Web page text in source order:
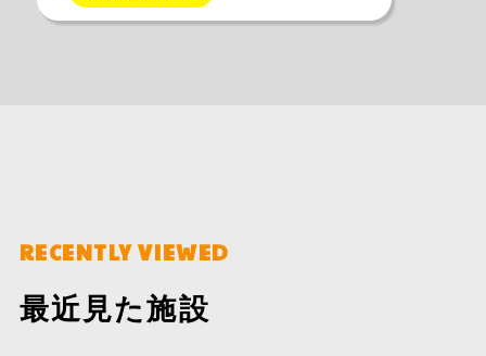
RECENTLY VIEWED
最近見た施設